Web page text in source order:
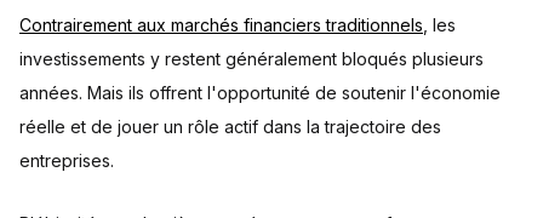
Contrairement aux marchés financiers traditionnels , les
investissements y restent généralement bloqués plusieurs
années. Mais ils offrent l'opportunité de soutenir l'économie
réelle et de jouer un rôle actif dans la trajectoire des
entreprises.